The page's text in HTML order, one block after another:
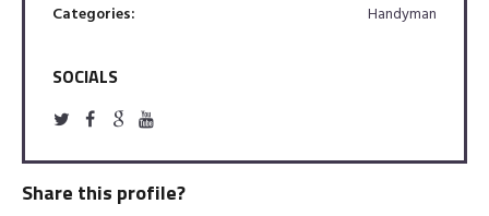
Categories:
Handyman
SOCIALS
Share this profile?